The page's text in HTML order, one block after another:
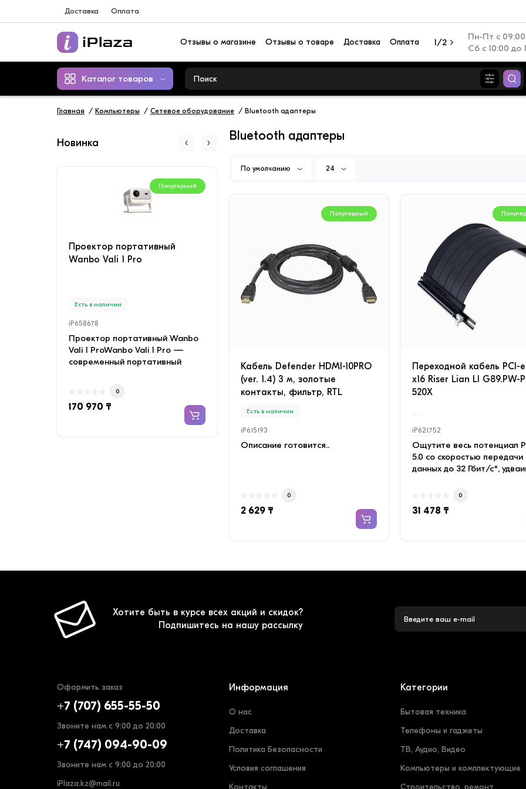
Доставка Оплата
Пн-Пт с 09:00
Сб с 10:00 до
1/2
Отзывы о магазине Отзывы о товаре Доставка Оплата
Каталог товаров
Главная Компьютеры Сетевое оборудование Bluetooth адаптеры
Новинка
Популярный
Проектор портативный
Wanbo Vali 1 Pro
Есть в наличии
iP658678
Проектор портативный Wanbo
Vali 1 ProWanbo Vali 1 Pro —
современный портативный
0
170 970 ₸
Кондиционер настенный TCL
SAVIN TAC-SV09HSV/ZA
INVERTER (в комплекте с
медными трубами) Белый
Есть в наличии
с медными трубами) Белый ·
Объемный воздуш..
0
135 960 ₸
Перезаряжаемый
Camelion RS940-CBH
Есть в наличии
Многофункциональный
Camelion RS940 сочета..
Bluetooth адаптеры
По умолчанию 24
Популярный
Кабель Defender HDMI-10PRO
(ver. 1.4) 3 м, золотые
контакты, фильтр, RTL
Есть в наличии
iP615193
Описание готовится..
0
2 629 ₸
Переходной кабель PCI-
x16 Riser Lian LI G89.PW-
520X
iP621752
Ощутите весь потенциал
5.0 со скоростью передачи
данных до 32 Гбит/с*,
0
31 478 ₸
Хотите быть в курсе всех акций и скидок?
Подпишитесь на нашу рассылку
Оформить заказ
+7 (707) 655-55-50
Звоните нам с 9:00 до 20:00
+7 (747) 094-90-09
Звоните нам с 9:00 до 20:00
iPlaza.kz@mail.ru
Информация
О нас
Доставка
Политика Безопасности
Условия соглашения
Категории
Бытовая техника
Телефоны и гаджеты
ТВ, Аудио, Видео
Компьютеры и комплектующие